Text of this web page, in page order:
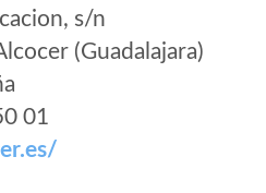
s/n
(Guadalajara)
01